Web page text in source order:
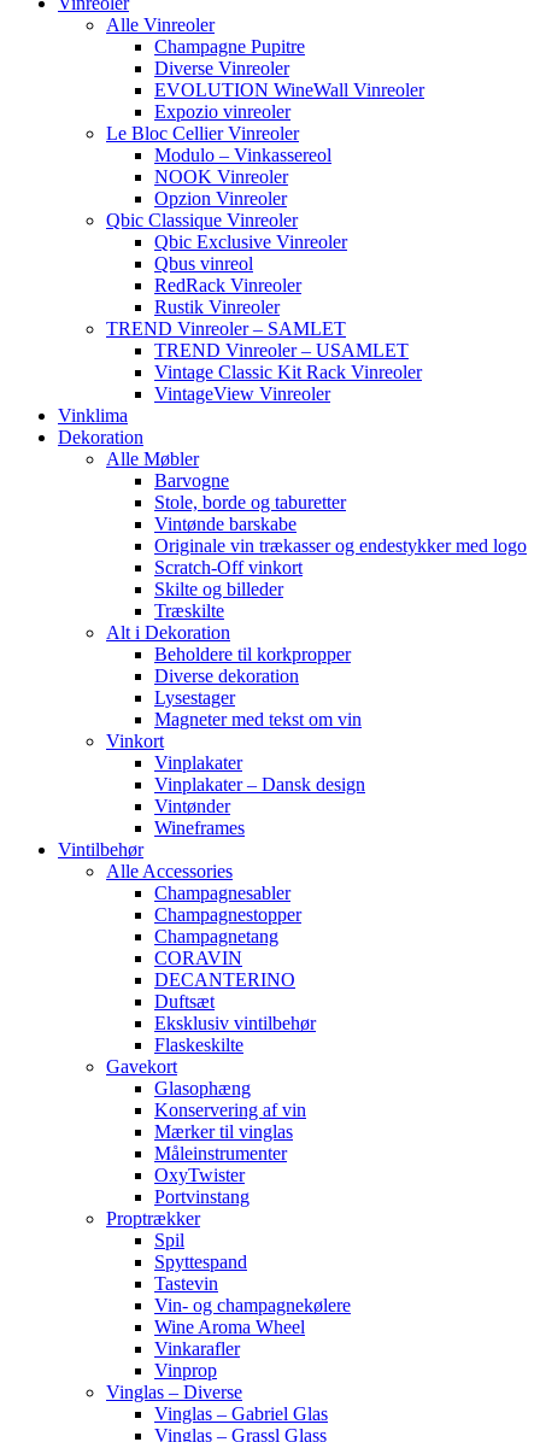
Alle Vinreoler
Champagne Pupitre
Diverse Vinreoler
EVOLUTION WineWall Vinreoler
Expozio vinreoler
Le Bloc Cellier Vinreoler
Modulo – Vinkassereol
NOOK Vinreoler
Opzion Vinreoler
Qbic Classique Vinreoler
Qbic Exclusive Vinreoler
Qbus vinreol
RedRack Vinreoler
Rustik Vinreoler
TREND Vinreoler – SAMLET
TREND Vinreoler – USAMLET
Vintage Classic Kit Rack Vinreoler
VintageView Vinreoler
Vinklima
Dekoration
Alle Møbler
Barvogne
Stole, borde og taburetter
Vintønde barskabe
Originale vin trækasser og endestykker med logo
Scratch-Off vinkort
Skilte og billeder
Træskilte
Alt i Dekoration
Beholdere til korkpropper
Diverse dekoration
Lysestager
Magneter med tekst om vin
Vinkort
Vinplakater
Vinplakater – Dansk design
Vintønder
Wineframes
Vintilbehør
Alle Accessories
Champagnesabler
Champagnestopper
Champagnetang
CORAVIN
DECANTERINO
Duftsæt
Eksklusiv vintilbehør
Flaskeskilte
Gavekort
Glasophæng
Konservering af vin
Mærker til vinglas
Måleinstrumenter
OxyTwister
Portvinstang
Proptrækker
Spil
Spyttespand
Tastevin
Vin- og champagnekølere
Wine Aroma Wheel
Vinkarafler
Vinprop
Vinglas – Diverse
Vinglas – Gabriel Glas
Vinglas – Grassl Glass